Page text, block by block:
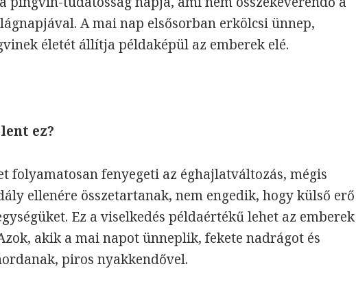
A mai nap elsősorban erkölcsi ünnep,
életét állítja példaképül az emberek elé.
ez?
folyamatosan fenyegeti az éghajlatváltozás, mégis
ellenére összetartanak, nem engedik, hogy külső erő
Ez a viselkedés példaértékű lehet az emberek
akik a mai napot ünneplik, fekete nadrágot és
piros nyakkendővel.